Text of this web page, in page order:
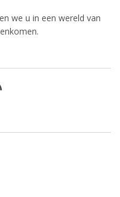
we u in een wereld van